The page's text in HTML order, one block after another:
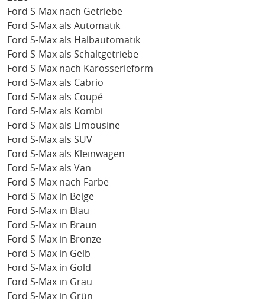
Ford S-Max nach Getriebe
Ford S-Max als Automatik
Ford S-Max als Halbautomatik
Ford S-Max als Schaltgetriebe
Ford S-Max nach Karosserieform
Ford S-Max als Cabrio
Ford S-Max als Coupé
Ford S-Max als Kombi
Ford S-Max als Limousine
Ford S-Max als SUV
Ford S-Max als Kleinwagen
Ford S-Max als Van
Ford S-Max nach Farbe
Ford S-Max in Beige
Ford S-Max in Blau
Ford S-Max in Braun
Ford S-Max in Bronze
Ford S-Max in Gelb
Ford S-Max in Gold
Ford S-Max in Grau
Ford S-Max in Grün